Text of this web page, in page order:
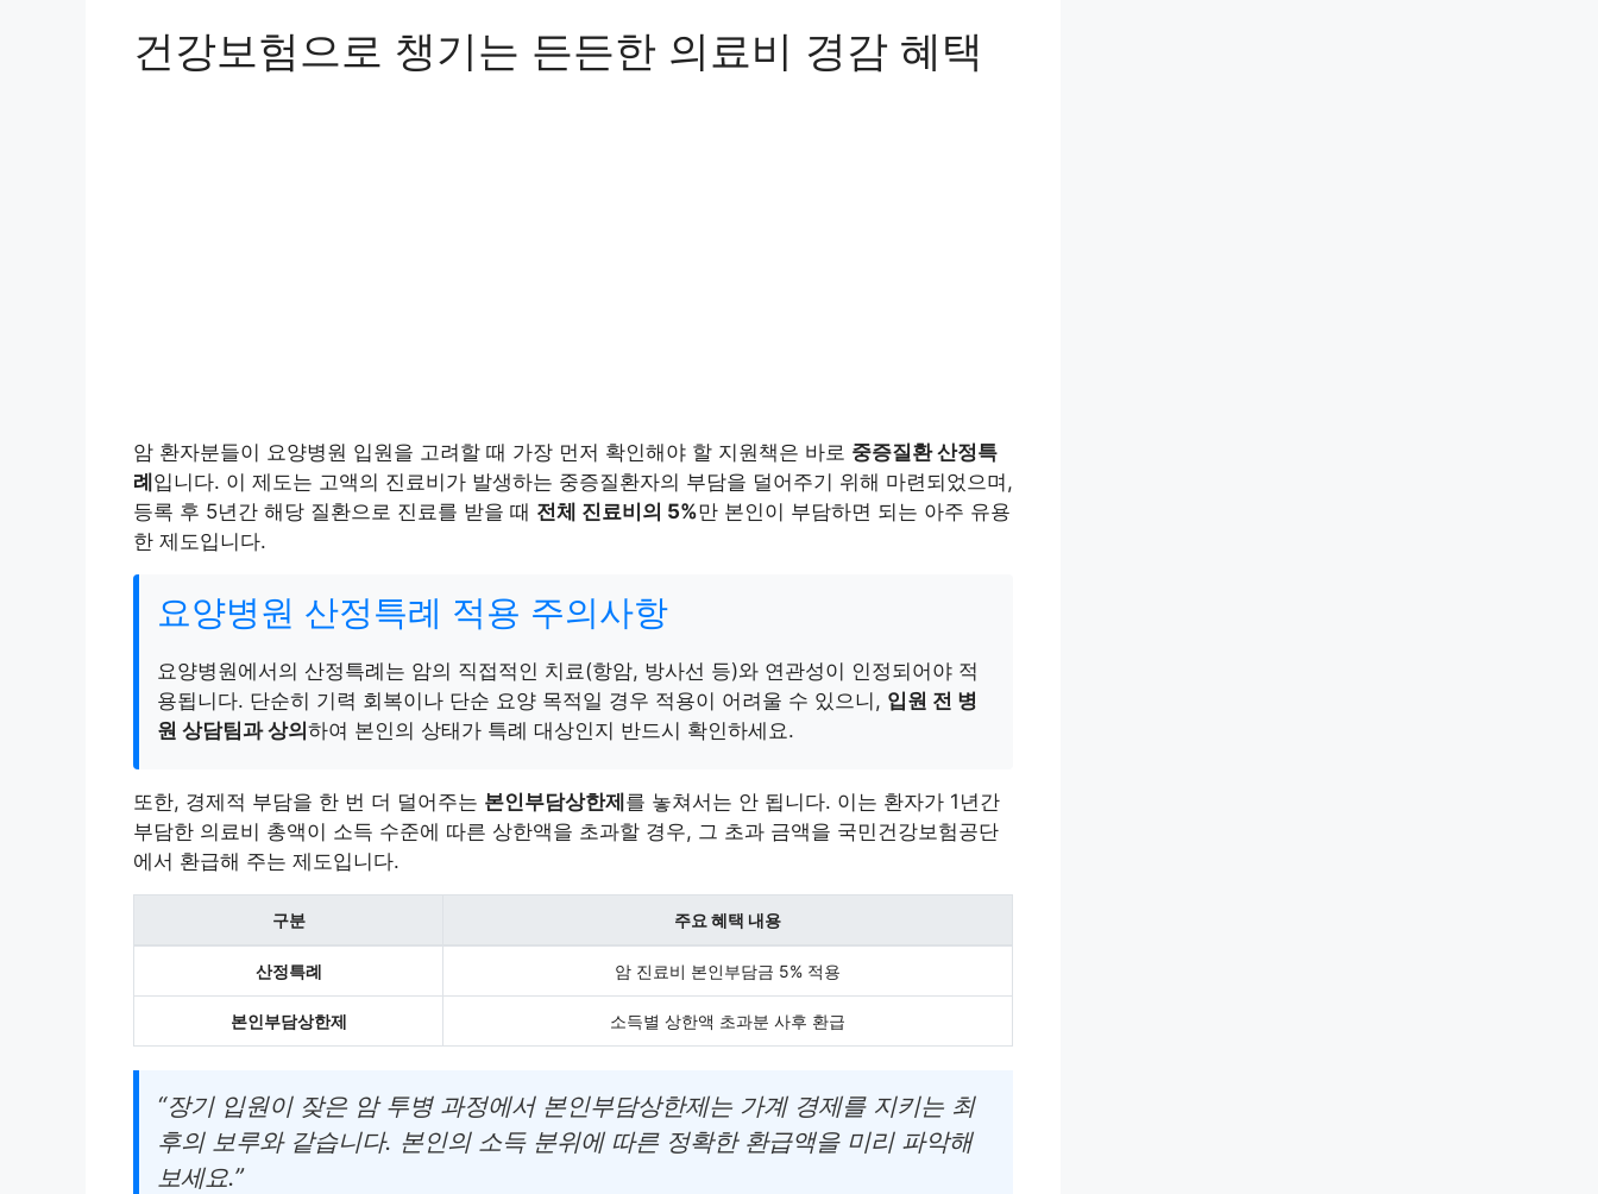
건강보험으로 챙기는 든든한 의료비 경감 혜택
암 환자분들이 요양병원 입원을 고려할 때 가장 먼저 확인해야 할 지원책은 바로 중증질환 산정특
례입니다. 이 제도는 고액의 진료비가 발생하는 중증질환자의 부담을 덜어주기 위해 마련되었으며,
등록 후 5년간 해당 질환으로 진료를 받을 때 전체 진료비의 5%만 본인이 부담하면 되는 아주 유용
한 제도입니다.
요양병원 산정특례 적용 주의사항
요양병원에서의 산정특례는 암의 직접적인 치료(항암, 방사선 등)와 연관성이 인정되어야 적
용됩니다. 단순히 기력 회복이나 단순 요양 목적일 경우 적용이 어려울 수 있으니, 입원 전 병
원 상담팀과 상의하여 본인의 상태가 특례 대상인지 반드시 확인하세요.
또한, 경제적 부담을 한 번 더 덜어주는 본인부담상한제를 놓쳐서는 안 됩니다. 이는 환자가 1년간
부담한 의료비 총액이 소득 수준에 따른 상한액을 초과할 경우, 그 초과 금액을 국민건강보험공단
에서 환급해 주는 제도입니다.
구분 주요 혜택 내용
산정특례 암 진료비 본인부담금 5% 적용
본인부담상한제 소득별 상한액 초과분 사후 환급
“장기 입원이 잦은 암 투병 과정에서 본인부담상한제는 가계 경제를 지키는 최
후의 보루와 같습니다. 본인의 소득 분위에 따른 정확한 환급액을 미리 파악해
보세요.”